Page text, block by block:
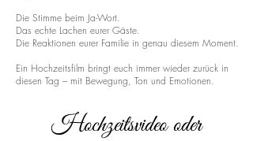
Die Stimme beim Ja-Wort.
Das echte Lachen eurer Gäste.
Die Reaktionen eurer Familie in genau diesem Moment.
Ein Hochzeitsfilm bringt euch immer wieder zurück in
diesen Tag – mit Bewegung, Ton und Emotionen.
Hochzeitsvideo oder